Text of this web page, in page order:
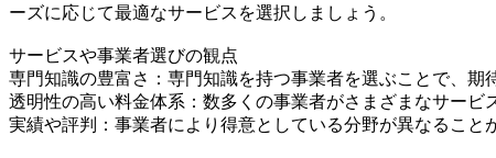
ーズに応じて最適なサービスを選択しましょう。
サービスや事業者選びの観点
専門知識の豊富さ：専門知識を持つ事業者を選ぶことで、
透明性の高い料金体系：数多くの事業者がさまざまなサー
実績や評判：事業者により得意としている分野が異なるこ